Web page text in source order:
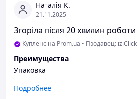
Наталія К.
21.11.2025
Згоріла після 20 хвилин роботи
Куплено на Prom.ua • Продавец: iziClick
Преимущества
Упаковка
Недостатки
Подробнее